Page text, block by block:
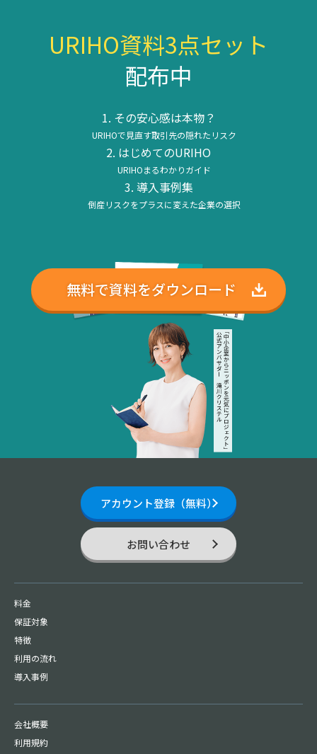
URIHO資料3点セット
配布中
その安心感は本物？
URIHOで見直す取引先の隠れたリスク
はじめてのURIHO
URIHOまるわかりガイド
導入事例集
倒産リスクをプラスに変えた企業の選択
無料で資料をダウンロード
料金
保証対象
特徴
利用の流れ
導入事例
会社概要
利用規約
アカウント登録（無料）
お問い合わせ